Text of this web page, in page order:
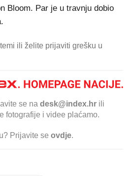
Bloom. Par je u travnju dobio
ili želite prijaviti grešku u
se na desk@index.hr ili
fotografije i videe plaćamo.
Prijavite se ovdje.